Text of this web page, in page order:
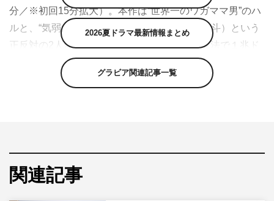
分／※初回15分拡大）。本作は“世界一のワガママ男”のハ
ルと、“気弱なパソコンオタク”のガク（佐野勇斗）という
正反対の2人が、ゼロから起業し、型破りな方法で１兆ド
ル（トリリオンダラー）を稼いで、この世の全てを手に入
れようと成り上がる前代未聞のノンストップ・エンターテ
素直にうれしかったですし、それと同時に今まで自分がや
らせてもらってきた役とは違う役だったので、そこへの不
2026夏ドラマ最新情報まとめ
グラビア関連記事一覧
関連記事